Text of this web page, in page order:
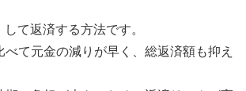
て返済する方法です。
べて元金の減りが早く、総返済額も抑え